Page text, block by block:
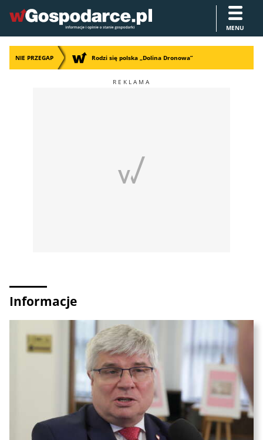
MENU
NIE PRZEGAP Rodzi się polska „Dolina Dronowa”
Informacje